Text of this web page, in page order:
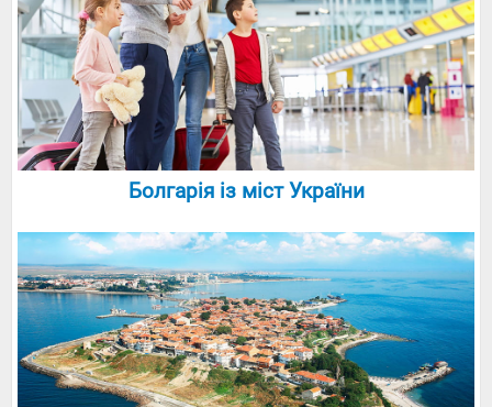
Болгарія із міст України